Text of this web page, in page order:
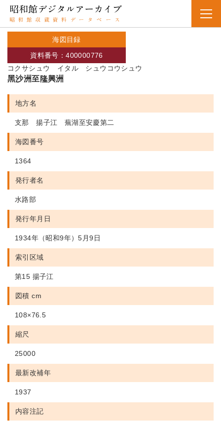
海図目録
コクサシュウ イタル シュウコウシュウ
資料番号：400000776
黑沙洲至隆興洲
地方名
支那 揚子江 蕪湖至安慶第二
海図番号
1364
発行者名
水路部
発行年月日
1934年（昭和9年）5月9日
索引区域
第15 揚子江
図積 cm
108×76.5
縮尺
25000
最新改補年
1937
内容注記